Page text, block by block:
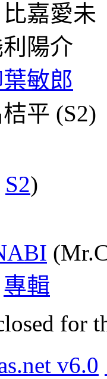
嘉愛未
陽介
敏郎
平 (S2)
S2)
專輯
for
v6.0